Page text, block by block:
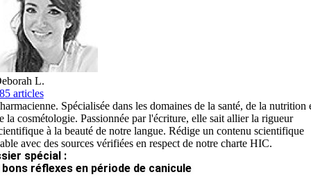
L.
articles
Spécialisée dans les domaines de la santé, de la nutrition
la cosmétologie. Passionnée par l'écriture, elle sait allier la rigueur
à la beauté de notre langue. Rédige un contenu scientifique
avec des sources vérifiées en respect de notre charte HIC.
spécial :
bons réflexes en période de canicule